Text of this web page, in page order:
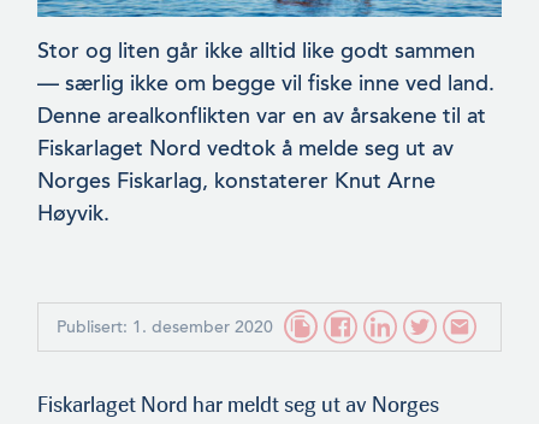
Stor og liten går ikke alltid like godt sammen
— særlig ikke om begge vil fiske inne ved land.
Denne arealkonflikten var en av årsakene til at
Fiskarlaget Nord vedtok å melde seg ut av
Norges Fiskarlag, konstaterer Knut Arne
Høyvik.
Publisert: 1. desember 2020
Fiskarlaget Nord har meldt seg ut av Norges